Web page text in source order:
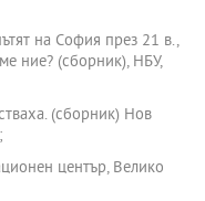
на София през 21 в.,
ние? (сборник), НБУ,
(сборник) Нов
център, Велико